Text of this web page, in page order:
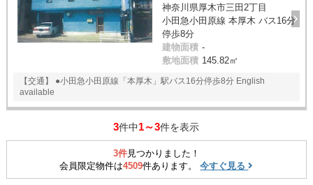
神奈川県厚木市三田2丁目
小田急小田原線 本厚木 バス16分
停歩8分
建物面積 -
敷地面積 145.82㎡
【交通】 ●小田急小田原線「本厚木」駅バス16分停歩8分 English
available
3件中1～3件を表示
3件見つかりました！
会員限定物件は4509件あります。今すぐ見る